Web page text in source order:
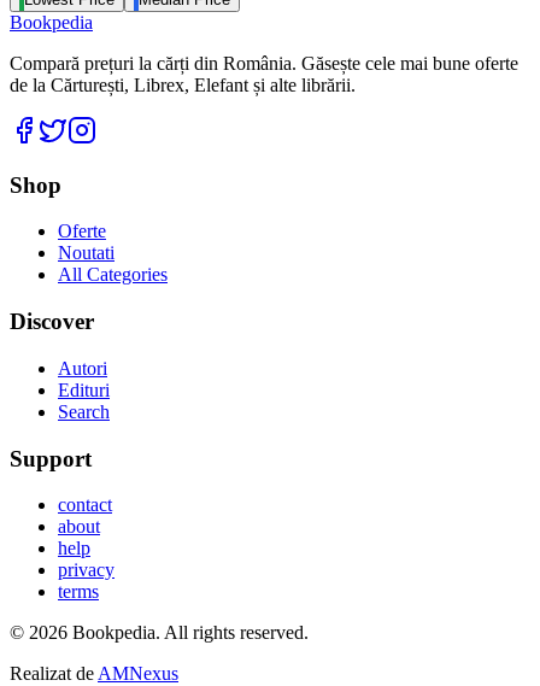
Bookpedia
Compară prețuri la cărți din România. Găsește cele mai bune oferte
de la Cărturești, Librex, Elefant și alte librării.
Facebook
Twitter
Shop
Oferte
Noutati
All Categories
Discover
Autori
Edituri
Search
Support
contact
about
help
privacy
terms
© 2026 Bookpedia. All rights reserved.
Realizat de AMNexus